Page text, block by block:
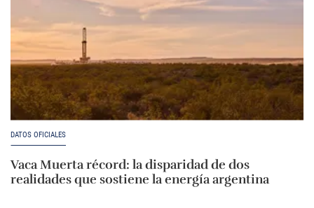
DATOS OFICIALES
Vaca Muerta récord: la disparidad de dos
realidades que sostiene la energía argentina